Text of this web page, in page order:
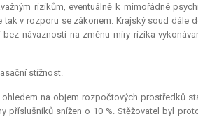
rizikům, eventuálně k mimořádné
v rozporu se zákonem. Krajský soud dále
návaznosti na změnu míry rizika
stížnost.
na objem rozpočtových prostředků
snížen o 10 %. Stěžovatel byl